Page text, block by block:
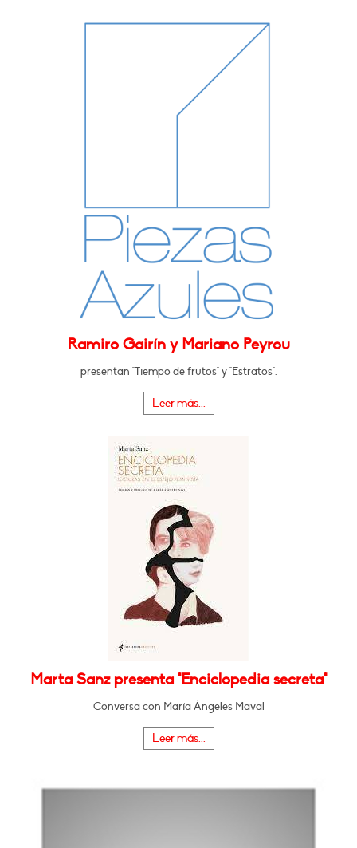
Ramiro Gairín y Mariano Peyrou
presentan "Tiempo de frutos" y "Estratos".
Leer más...
Marta Sanz presenta "Enciclopedia secreta"
Conversa con María Ángeles Maval
Leer más...